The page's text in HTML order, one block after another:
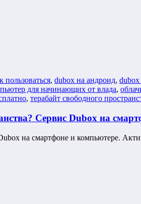
пользоваться, dubox на андроид,
для начинающих от влада,
, терабайт свободного
Сервис Dubox на
на смартфоне и компьютере.